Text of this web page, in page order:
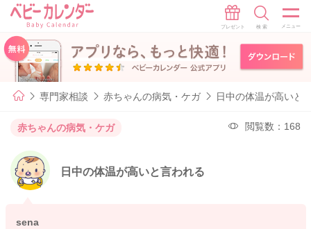
専門家相談 赤ちゃんの病気・ケガ 日中の体温が高いと
赤ちゃんの病気・ケガ 閲覧数：168
日中の体温が高いと言われる
sena